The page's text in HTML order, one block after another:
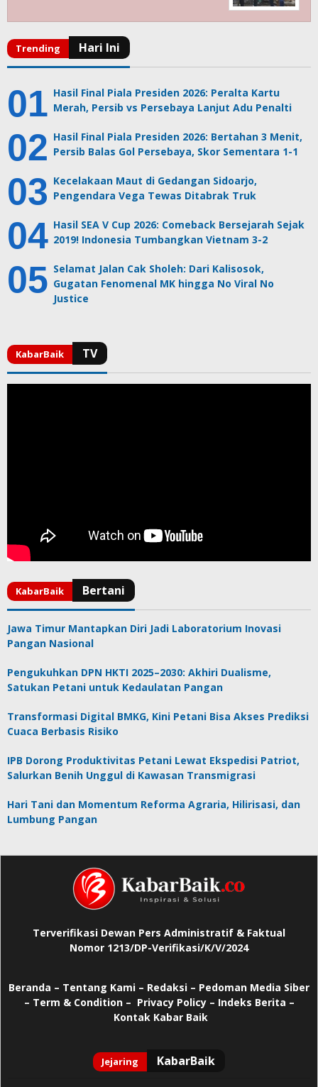
Hasil Final Piala Presiden 2026: Peralta Kartu
Merah, Persib vs Persebaya Lanjut Adu Penalti
Hasil Final Piala Presiden 2026: Bertahan 3 Menit,
Persib Balas Gol Persebaya, Skor Sementara 1-1
Kecelakaan Maut di Gedangan Sidoarjo,
Pengendara Vega Tewas Ditabrak Truk
Hasil SEA V Cup 2026: Comeback Bersejarah Sejak
2019! Indonesia Tumbangkan Vietnam 3-2
Selamat Jalan Cak Sholeh: Dari Kalisosok,
Gugatan Fenomenal MK hingga No Viral No
Justice
Jawa Timur Mantapkan Diri Jadi Laboratorium Inovasi
Pangan Nasional
Pengukuhkan DPN HKTI 2025–2030: Akhiri Dualisme,
Satukan Petani untuk Kedaulatan Pangan
Transformasi Digital BMKG, Kini Petani Bisa Akses Prediksi
Cuaca Berbasis Risiko
IPB Dorong Produktivitas Petani Lewat Ekspedisi Patriot,
Salurkan Benih Unggul di Kawasan Transmigrasi
Hari Tani dan Momentum Reforma Agraria, Hilirisasi, dan
Lumbung Pangan
Terverifikasi Dewan Pers Administratif & Faktual
Nomor 1213/DP-Verifikasi/K/V/2024
Beranda – Tentang Kami – Redaksi – Pedoman Media Siber
– Term & Condition – Privacy Policy– Indeks Berita –
Kontak Kabar Baik